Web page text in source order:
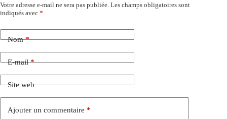
Votre adresse e-mail ne sera pas publiée. Les champs obligatoires sont
indiqués avec *
Nom*
E-mail*
Site web
Ajouter un commentaire *